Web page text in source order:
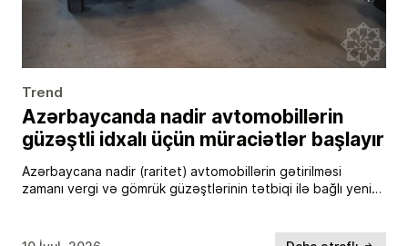
Trend
Azərbaycanda nadir avtomobillərin
güzəştli idxalı üçün müraciətlər başlayır
Azərbaycana nadir (raritet) avtomobillərin gətirilməsi
zamanı vergi və gömrük güzəştlərinin tətbiqi ilə bağlı yeni
qanunvericiliyə əsasən, Mədəniyyət Nazirliyinin verdiyi […]